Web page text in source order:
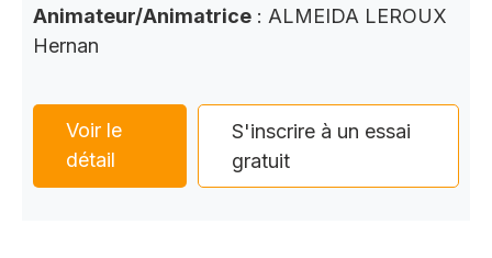
Animateur/Animatrice : ALMEIDA LEROUX
Hernan
Voir le
détail
S'inscrire à un essai
gratuit